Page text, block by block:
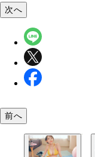
次へ
前へ